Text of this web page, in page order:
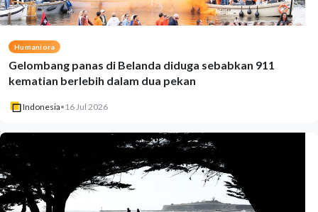
Humaniora
Gelombang panas di Belanda diduga sebabkan 911
kematian berlebih dalam dua pekan
Indonesia• 16 Jul 2026